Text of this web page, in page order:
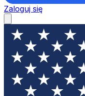
Zaloguj się